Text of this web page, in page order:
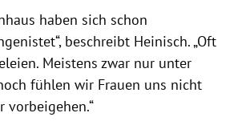
haben sich schon
beschreibt Heinisch. „Oft
Meistens zwar nur unter
fühlen wir Frauen uns nicht
vorbeigehen.“